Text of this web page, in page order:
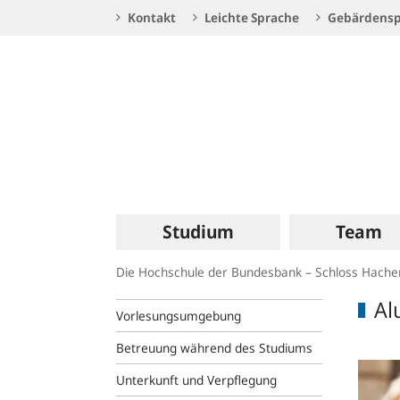
Kontakt Leichte Sprache
Hauptnavigation
Studium Team
Die Hochschule der Bundesbank – Schloss
Vorlesungsumgebung
Betreuung während des Studiums
Unterkunft und Verpflegung